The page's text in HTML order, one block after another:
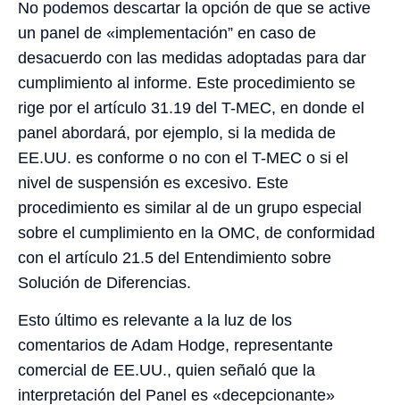
No podemos descartar la opción de que se active
un panel de «implementación” en caso de
desacuerdo con las medidas adoptadas para dar
cumplimiento al informe. Este procedimiento se
rige por el artículo 31.19 del T-MEC, en donde el
panel abordará, por ejemplo, si la medida de
EE.UU. es conforme o no con el T-MEC o si el
nivel de suspensión es excesivo. Este
procedimiento es similar al de un grupo especial
sobre el cumplimiento en la OMC, de conformidad
con el artículo 21.5 del Entendimiento sobre
Solución de Diferencias.
Esto último es relevante a la luz de los
comentarios de Adam Hodge, representante
comercial de EE.UU., quien señaló que la
interpretación del Panel es «decepcionante»